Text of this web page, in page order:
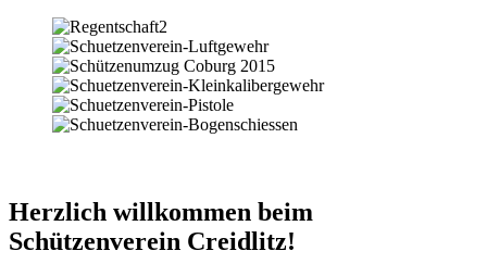
Herzlich willkommen beim
Schützenverein Creidlitz!